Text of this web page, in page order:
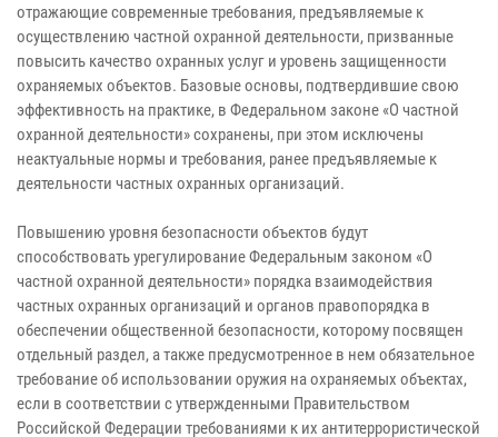
отражающие современные требования, предъявляемые к
осуществлению частной охранной деятельности, призванные
повысить качество охранных услуг и уровень защищенности
охраняемых объектов. Базовые основы, подтвердившие свою
эффективность на практике, в Федеральном законе «О частной
охранной деятельности» сохранены, при этом исключены
неактуальные нормы и требования, ранее предъявляемые к
деятельности частных охранных организаций.
Повышению уровня безопасности объектов будут
способствовать урегулирование Федеральным законом «О
частной охранной деятельности» порядка взаимодействия
частных охранных организаций и органов правопорядка в
обеспечении общественной безопасности, которому посвящен
отдельный раздел, а также предусмотренное в нем обязательное
требование об использовании оружия на охраняемых объектах,
если в соответствии с утвержденными Правительством
Российской Федерации требованиями к их антитеррористической